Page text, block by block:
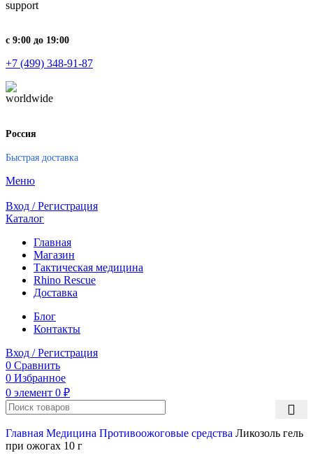
с 9:00 до 19:00
+7 (499) 348-91-87
Россия
Быстрая доставка
Меню
Вход / Регистрация
Каталог
Главная
Магазин
Тактическая медицина
Rhino Rescue
Доставка
Блог
Контакты
Вход / Регистрация
0 Сравнить
0 Избранное
0 элемент 0 ₽
Главная Медицина Противоожоговые средства Ликозоль гель
при ожогах 10 г